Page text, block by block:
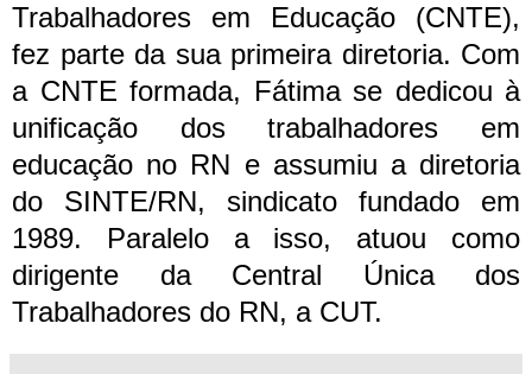
Trabalhadores em Educação (CNTE),
fez parte da sua primeira diretoria. Com
a CNTE formada, Fátima se dedicou à
unificação dos trabalhadores em
educação no RN e assumiu a diretoria
do SINTE/RN, sindicato fundado em
1989. Paralelo a isso, atuou como
dirigente da Central Única dos
Trabalhadores do RN, a CUT.